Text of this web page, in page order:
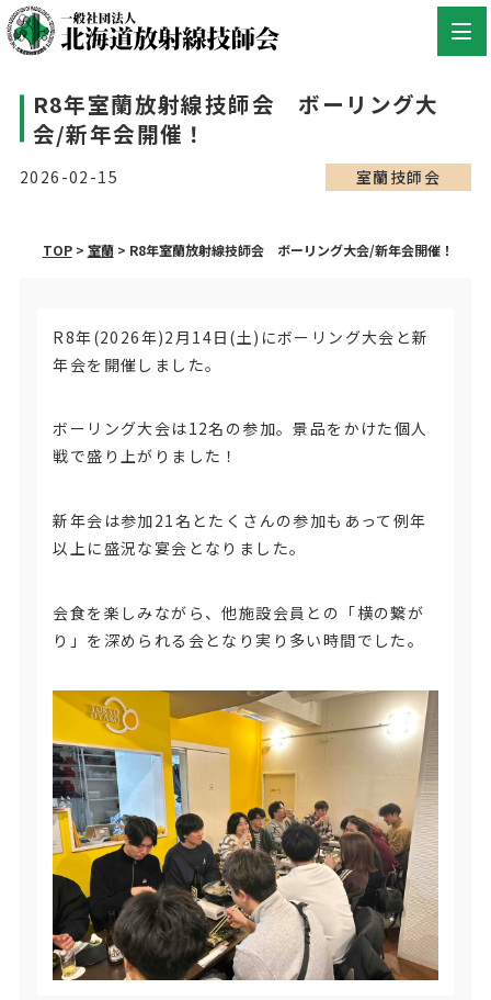
R8年室蘭放射線技師会 ボーリング大
会/新年会開催！
2026-02-15 室蘭技師会
TOP> 室蘭> R8年室蘭放射線技師会 ボーリング大会/新年会開催！
R8年(2026年)2月14日(土)にボーリング大会と新
年会を開催しました。
ボーリング大会は12名の参加。景品をかけた個人
戦で盛り上がりました！
新年会は参加21名とたくさんの参加もあって例年
以上に盛況な宴会となりました。
会食を楽しみながら、他施設会員との「横の繋が
り」を深められる会となり実り多い時間でした。